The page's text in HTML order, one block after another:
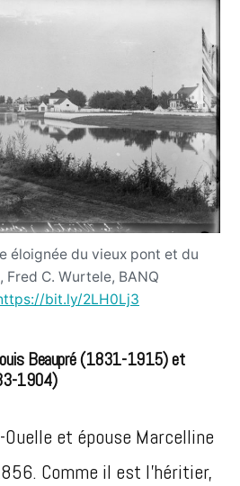
éloignée du vieux pont et du
Fred C. Wurtele, BANQ
bit.ly/2LH0Lj3
Beaupré (1831-1915) et
1904)
et épouse Marcelline
Comme il est l’héritier,